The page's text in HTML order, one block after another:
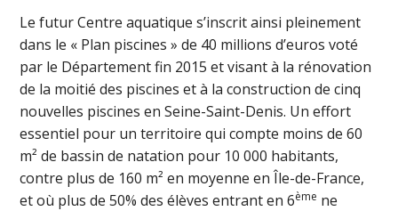
Le futur Centre aquatique s’inscrit ainsi pleinement
dans le « Plan piscines » de 40 millions d’euros voté
par le Département fin 2015 et visant à la rénovation
de la moitié des piscines et à la construction de cinq
nouvelles piscines en Seine-Saint-Denis. Un effort
essentiel pour un territoire qui compte moins de 60
m² de bassin de natation pour 10 000 habitants,
contre plus de 160 m² en moyenne en Île-de-France,
et où plus de 50% des élèves entrant en 6ème ne